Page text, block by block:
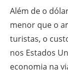
Além de o
menor que o
turistas, o
nos Estados
economia na